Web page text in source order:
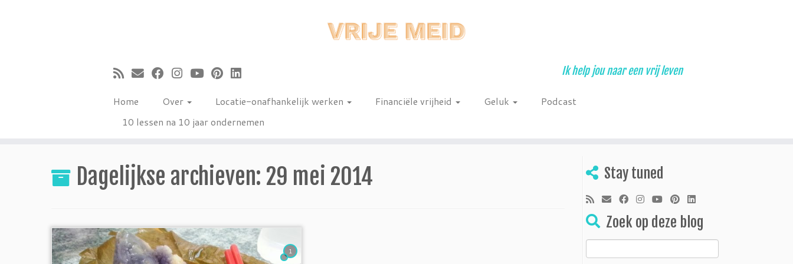
Ik help jou naar een vrij leven
Home Over Locatie-onafhankelijk werken Financiële vrijheid Geluk
Podcast
10 lessen na 10 jaar ondernemen
Dagelijkse archieven: 29 mei 2014
1
Stay tuned
Zoek op deze blog
Zoeken
naar: